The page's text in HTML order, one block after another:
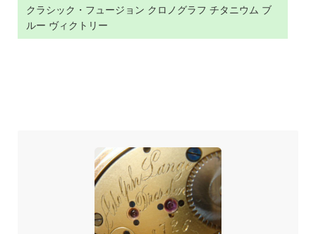
クラシック・フュージョン クロノグラフ チタニウム ブ
ルー ヴィクトリー